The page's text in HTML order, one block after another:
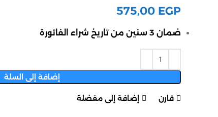
575,00 EGP
ضمان 3 سنين من تاريخ شراء الفاتورة
إضافة إلى السلة
قارن إضافة إلى مفضلة